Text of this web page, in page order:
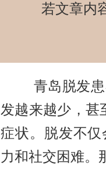
若文章内
青岛脱发患
发越来越少，甚
症状。脱发不
力和社交困难。